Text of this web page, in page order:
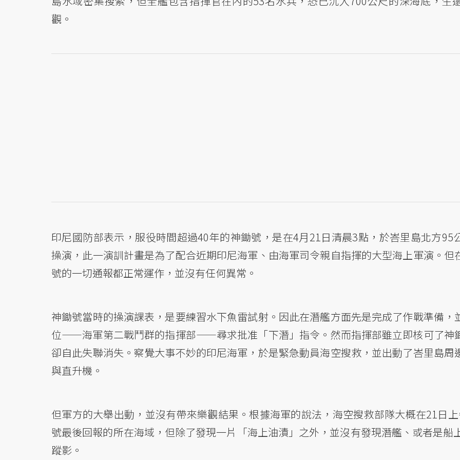
觀。
印尼國防部表示，服役時間超過40年的神鋤號，是在4月21日清晨3點，於峇里島北方95
操演，此一演訓計畫是為了配合近期印尼海軍、由海軍司令親自指揮的大型海上軍演。但
號的一切通報都正常運作，並沒有任何異常。
神鋤號當時的操演課表，是要練習水下魚雷試射。因此在潛艦方面先是完成了作戰準備，
位——海軍第二戰鬥群的指揮部——尋求批准「下潛」指令。然而指揮部雖立即核可了神
卻自此失聯消失。察覺大事不妙的印尼海軍，於是緊急動員海空搜救，並出動了峇里島周
與直升機。
但軍方的大舉出動，並沒有帶來樂觀結果。根據海軍的說法，海空搜救部隊大概在21日
號最後回報的所在海域，但除了發現一片「海上油漬」之外，並沒有發現潛艦、或者是船
蹤影。